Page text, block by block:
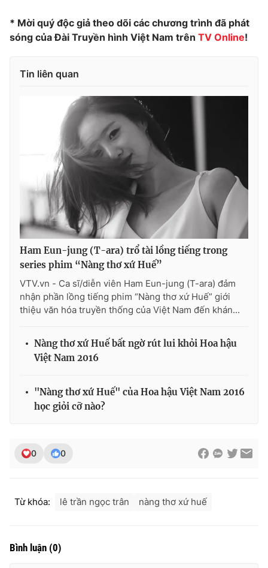
* Mời quý độc giả theo dõi các chương trình đã phát
sóng của Đài Truyền hình Việt Nam trên TV Online!
Tin liên quan
Ham Eun-jung (T-ara) trổ tài lồng tiếng trong
series phim “Nàng thơ xứ Huế”
VTV.vn - Ca sĩ/diễn viên Ham Eun-jung (T-ara) đảm
nhận phần lồng tiếng phim “Nàng thơ xứ Huế” giới
thiệu văn hóa truyền thống của Việt Nam đến khán...
Nàng thơ xứ Huế bất ngờ rút lui khỏi Hoa hậu
Việt Nam 2016
"Nàng thơ xứ Huế" của Hoa hậu Việt Nam 2016
học giỏi cỡ nào?
0 0
Từ khóa: lê trần ngọc trân nàng thơ xứ huế
Bình luận (0)